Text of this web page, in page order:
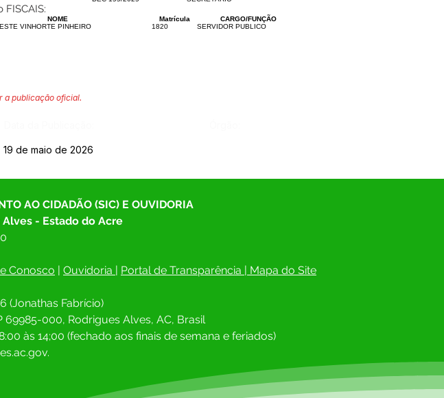
NOME Matrícula
CARGO/FUNÇÃO
VINHORTE PINHEIRO 1820 SERVIDOR PUBLICO
a publicação oficial.
19 de maio de 2026
AO CIDADÃO (SIC) E OUVIDORIA
- Estado do Acre
Conosco | Ouvidoria | Portal de Transparência | Mapa do Site
(Jonathas Fabrício)
69985-000, Rodrigues Alves, AC, Brasil
às 14;00 (fechado aos finais de semana e feriados)